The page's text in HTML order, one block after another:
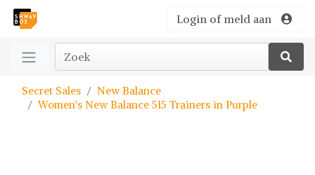
Login of meld aan
Secret Sales
New Balance
Women's New Balance 515 Trainers in Purple